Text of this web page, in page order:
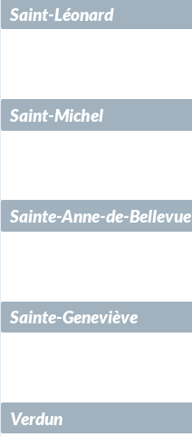
Saint-Léonard
Saint-Michel
Sainte-Anne-de-Bellevue
Sainte-Geneviève
Verdun